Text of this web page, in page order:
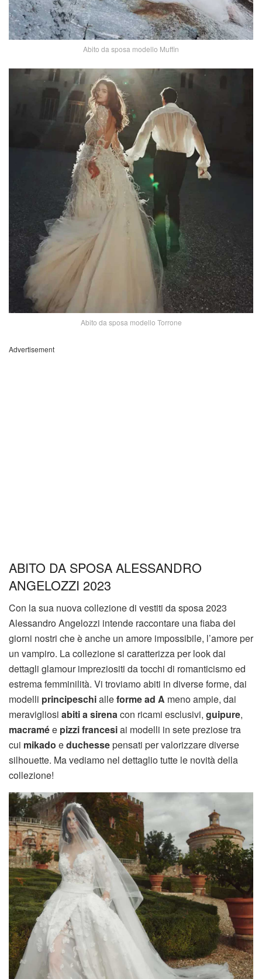
Abito da sposa modello Muffin
Abito da sposa modello Torrone
Advertisement
ABITO DA SPOSA ALESSANDRO
ANGELOZZI 2023
Con la sua nuova collezione di vestiti da sposa 2023
Alessandro Angelozzi intende raccontare una fiaba dei
giorni nostri che è anche un amore impossibile, l’amore per
un vampiro. La collezione si caratterizza per look dai
dettagli glamour impreziositi da tocchi di romanticismo ed
estrema femminilità. Vi troviamo abiti in diverse forme, dai
modelli principeschialleforme ad A meno ampie, dai
meravigliosi abiti a sirenacon ricami esclusivi, guipure,
macramée pizzi francesiai modelli in sete preziose tra
cui mikado educhessepensati per valorizzare diverse
silhouette. Ma vediamo nel dettaglio tutte le novità della
collezione!